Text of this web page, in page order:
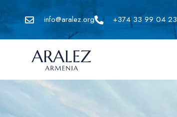
info@aralez.org +374 33 99 04 23